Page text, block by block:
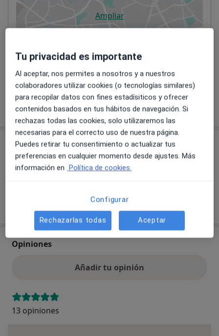
Ampliarse abre en una nueva
dirección
¿Qué puedo hacer ahora?
Mostrar más detalles
sobre la dirección
Aseguradoras aceptadas
Se aceptan aseguradoras, pero la cobertura varía
según la ubicación y el servicio.
Ver todas las aseguradoras
Opiniones
Añadir tu opinión
13 opiniones
Tu privacidad es importante
Al aceptar, nos permites a nosotros y a nuestros
colaboradores utilizar cookies (o tecnologías similares)
para recopilar datos con fines estadísiticos y ofrecer
contenidos basados en tus hábitos de navegación. Si
rechazas todas las cookies, solo utilizaremos las
necesarias para el correcto uso de nuestra página.
Puedes retirar tu consentimiento o actualizar tus
preferencias en cualquier momento desde ajustes. Más
información en Política de cookies.
Configurar
Rechazarlas todas Aceptar